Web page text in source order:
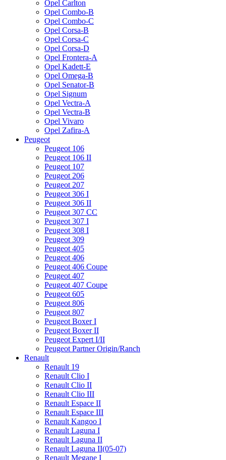
Opel Carlton
Opel Combo-B
Opel Combo-C
Opel Corsa-B
Opel Corsa-C
Opel Corsa-D
Opel Frontera-A
Opel Kadett-E
Opel Omega-B
Opel Senator-B
Opel Signum
Opel Vectra-A
Opel Vectra-B
Opel Vivaro
Opel Zafira-A
Peugeot
Peugeot 106
Peugeot 106 II
Peugeot 107
Peugeot 206
Peugeot 207
Peugeot 306 I
Peugeot 306 II
Peugeot 307 CC
Peugeot 307 I
Peugeot 308 I
Peugeot 309
Peugeot 405
Peugeot 406
Peugeot 406 Coupe
Peugeot 407
Peugeot 407 Coupe
Peugeot 605
Peugeot 806
Peugeot 807
Peugeot Boxer I
Peugeot Boxer II
Peugeot Expert I/II
Peugeot Partner Origin/Ranch
Renault
Renault 19
Renault Clio I
Renault Clio II
Renault Clio III
Renault Espace II
Renault Espace III
Renault Kangoo I
Renault Laguna I
Renault Laguna II
Renault Laguna II(05-07)
Renault Megane I